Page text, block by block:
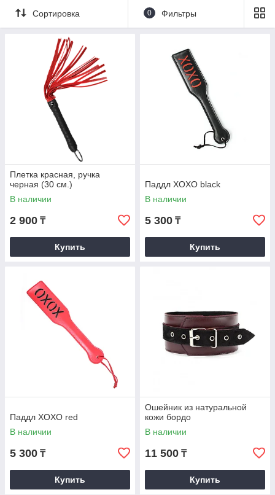
Сортировка 0 Фильтры
Плетка красная, ручка
черная (30 см.)
В наличии
2 900 ₸
Купить
Паддл XOXO black
В наличии
5 300 ₸
Купить
Паддл XOXO red
В наличии
5 300 ₸
Купить
Ошейник из натуральной
кожи бордо
В наличии
11 500 ₸
Купить